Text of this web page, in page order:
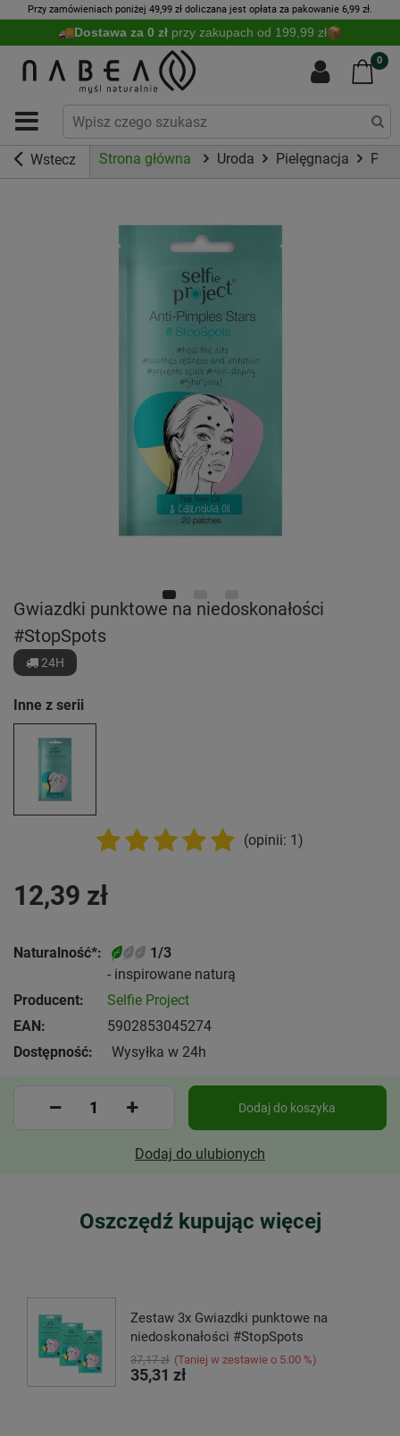
Przy zamówieniach poniżej 49,99 zł doliczana jest opłata za pakowanie 6,99 zł.
Dostawa za 0 zł przy zakupach od 199,99 zł
0
Wstecz Strona główna Uroda Pielęgnacja
Gwiazdki punktowe na niedoskonałości
#StopSpots
24H
(opinii: 1)
Inne z serii
Dostępność: Wysyłka w 24h
12,39 zł
Dodaj do koszyka
Dodaj do ulubionych
Naturalność*:
1/3
- inspirowane naturą
Producent:
Selfie Project
EAN:
5902853045274
Oszczędź kupując więcej
Zestaw 3x Gwiazdki punktowe na
niedoskonałości #StopSpots
37,17 zł (Taniej w zestawie o 5.00 %)
35,31 zł